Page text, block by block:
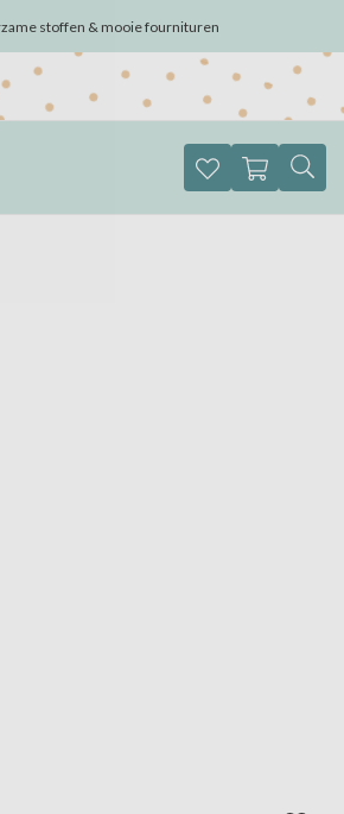
stoffen & mooie fournituren